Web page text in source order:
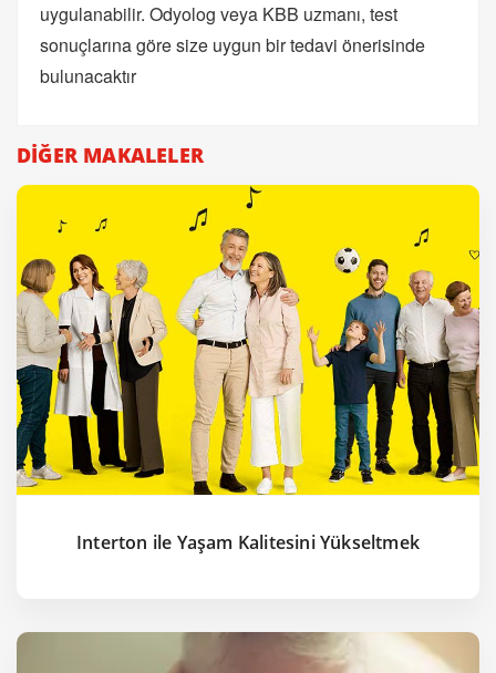
uygulanabilir. Odyolog veya KBB uzmanı, test
sonuçlarına göre size uygun bir tedavi önerisinde
bulunacaktır
DİĞER MAKALELER
Interton ile Yaşam Kalitesini Yükseltmek